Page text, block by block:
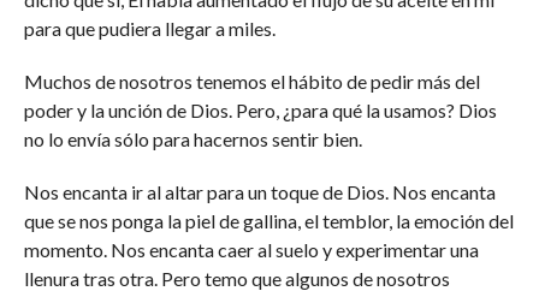
para que pudiera llegar a miles.
Muchos de nosotros tenemos el hábito de pedir más del
poder y la unción de Dios. Pero, ¿para qué la usamos? Dios
no lo envía sólo para hacernos sentir bien.
Nos encanta ir al altar para un toque de Dios. Nos encanta
que se nos ponga la piel de gallina, el temblor, la emoción del
momento. Nos encanta caer al suelo y experimentar una
llenura tras otra. Pero temo que algunos de nosotros